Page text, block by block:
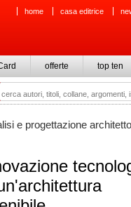
home casa editrice
offerte top ten
e progettazione